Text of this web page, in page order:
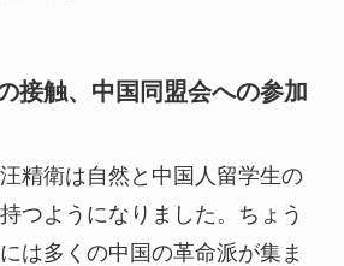
接触、中国同盟会への参加
精衛は自然と中国人留学生の
つようになりました。ちょう
は多くの中国の革命派が集ま